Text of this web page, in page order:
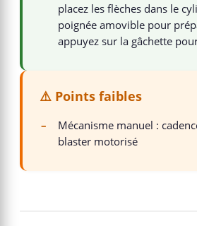
placez les flèches dans le
poignée amovible pour
appuyez sur la gâchette
⚠️ Points faibles
–
Mécanisme manuel :
blaster motorisé